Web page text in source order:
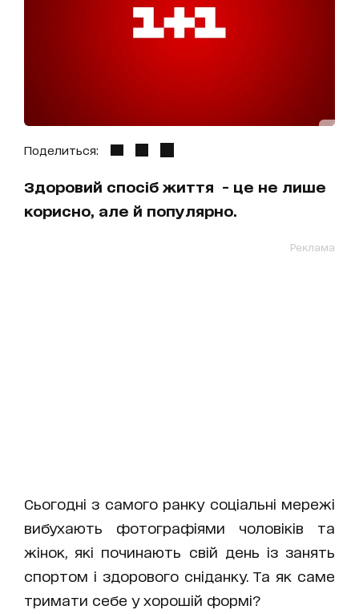
Поделиться:
Здоровий спосіб життя - це не лише
корисно, але й популярно.
Реклама
Сьогодні з самого ранку соціальні мережі
вибухають фотографіями чоловіків та
жінок, які починають свій день із занять
спортом і здорового сніданку. Та як саме
тримати себе у хорошій формі?